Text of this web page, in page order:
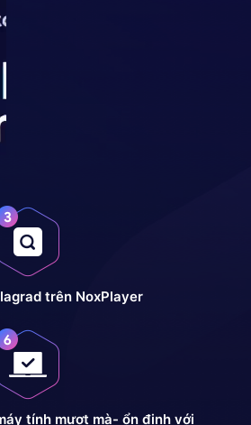
trên NoxPlayer
tính mượt mà- ổn định với